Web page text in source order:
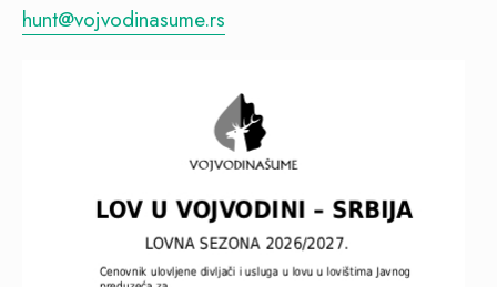
hunt@vojvodinasume.rs